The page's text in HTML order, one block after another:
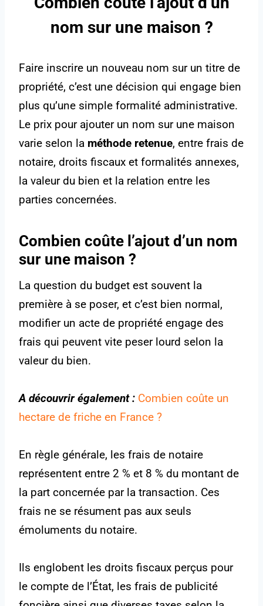
nom sur une maison ?
Faire inscrire un nouveau nom sur un titre de
propriété, c’est une décision qui engage bien
plus qu’une simple formalité administrative.
Le prix pour ajouter un nom sur une maison
varie selon la méthode retenue, entre frais de
notaire, droits fiscaux et formalités annexes,
la valeur du bien et la relation entre les
parties concernées.
Combien coûte l’ajout d’un nom
sur une maison ?
La question du budget est souvent la
première à se poser, et c’est bien normal,
modifier un acte de propriété engage des
frais qui peuvent vite peser lourd selon la
valeur du bien.
A découvrir également : Combien coûte un
hectare de friche en France ?
En règle générale, les frais de notaire
représentent entre 2 % et 8 % du montant de
la part concernée par la transaction. Ces
frais ne se résument pas aux seuls
émoluments du notaire.
Ils englobent les droits fiscaux perçus pour
le compte de l’État, les frais de publicité